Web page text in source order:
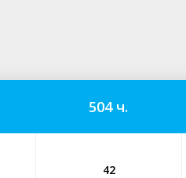
504 ч.
42